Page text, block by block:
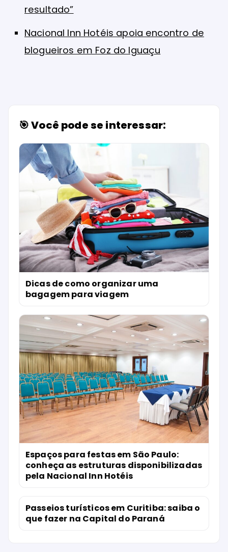
resultado”
Nacional Inn Hotéis apoia encontro de
blogueiros em Foz do Iguaçu
🎯 Você pode se interessar:
Dicas de como organizar uma
bagagem para viagem
Espaços para festas em São Paulo:
conheça as estruturas disponibilizadas
pela Nacional Inn Hotéis
Passeios turísticos em Curitiba: saiba o
que fazer na Capital do Paraná